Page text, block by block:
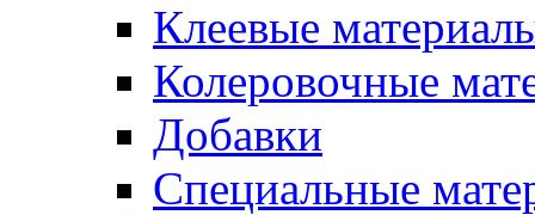
Клеевые
Колеровочные
Добавки
Специальные